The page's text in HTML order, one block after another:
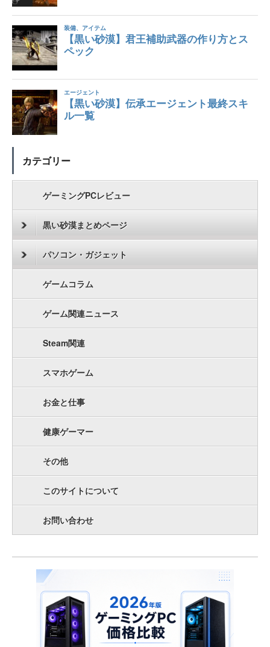
カテゴリー
ゲーミングPCレビュー
黒い砂漠まとめページ
パソコン・ガジェット
ゲームコラム
ゲーム関連ニュース
Steam関連
スマホゲーム
お金と仕事
健康ゲーマー
その他
このサイトについて
お問い合わせ